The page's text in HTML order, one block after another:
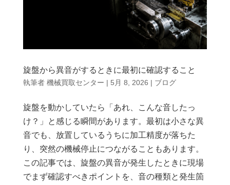
旋盤から異音がするときに最初に確認すること
執筆者 機械買取センター | 5月 8, 2026 | ブログ
旋盤を動かしていたら「あれ、こんな音したっ
け？」と感じる瞬間があります。最初は小さな異
音でも、放置しているうちに加工精度が落ちた
り、突然の機械停止につながることもあります。
この記事では、旋盤の異音が発生したときに現場
でまず確認すべきポイントを、音の種類と発生箇